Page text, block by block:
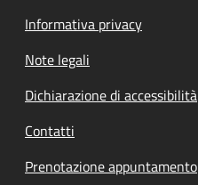
Informativa privacy
Note legali
Dichiarazione di accessibilità
Contatti
Prenotazione appuntamento